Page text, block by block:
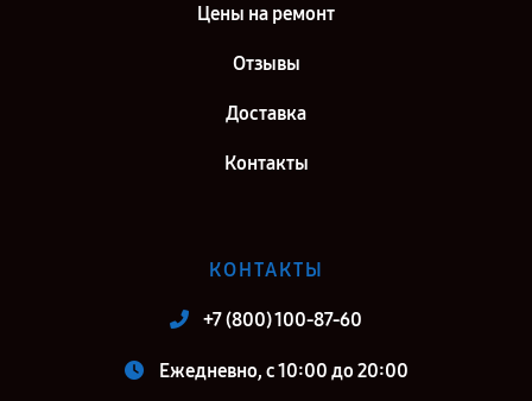
Цены на ремонт
Отзывы
Доставка
Контакты
КОНТАКТЫ
+7 (800) 100-87-60
Ежедневно, с 10:00 до 20:00